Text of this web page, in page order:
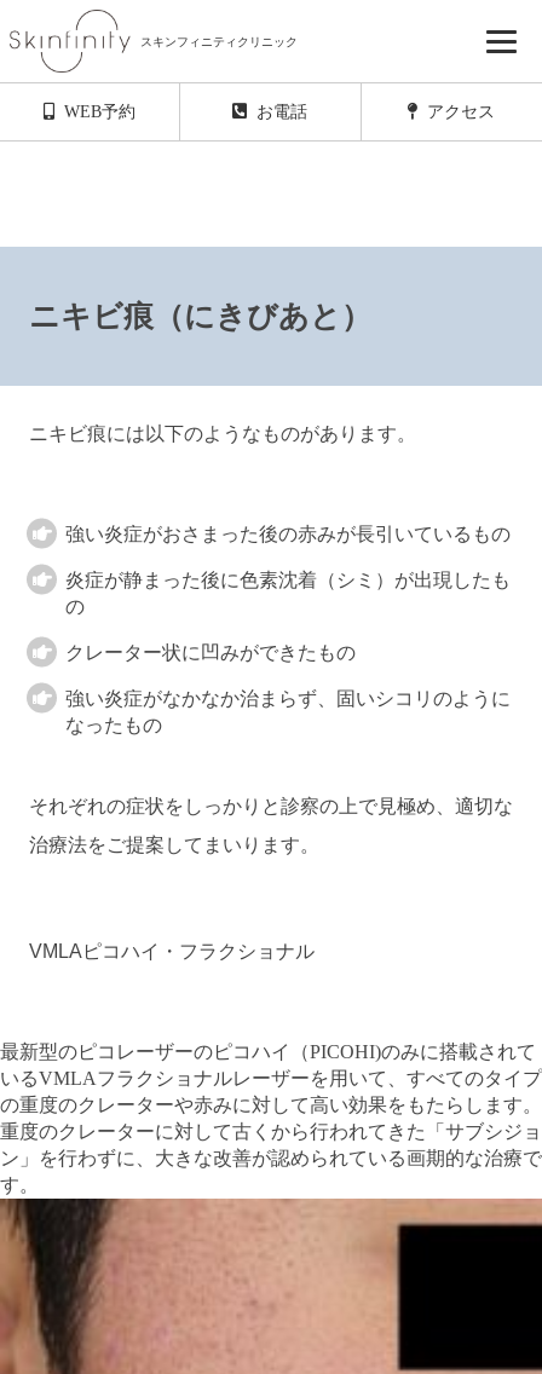
スキンフィニティクリニック
WEB予約 お電話 アクセス
初診・再診ともにご予約のキャンセル待ちを
ニキビ痕（にきびあと）
ニキビ痕には以下のようなものがあります。
強い炎症がおさまった後の赤みが長引いているもの
炎症が静まった後に色素沈着（シミ）が出現したも
の
クレーター状に凹みができたもの
強い炎症がなかなか治まらず、固いシコリのように
なったもの
それぞれの症状をしっかりと診察の上で見極め、適切な
治療法をご提案してまいります。
VMLAピコハイ・フラクショナル
最新型のピコレーザーのピコハイ（PICOHI)のみに搭載されて
いるVMLAフラクショナルレーザーを用いて、すべてのタイプ
の重度のクレーターや赤みに対して高い効果をもたらします。
重度のクレーターに対して古くから行われてきた「サブシジョ
ン」を行わずに、大きな改善が認められている画期的な治療で
す。